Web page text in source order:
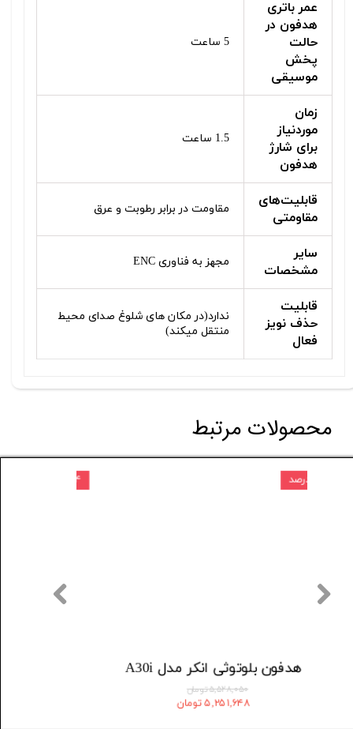
عمر باتری
هدفون در
حالت
پخش
موسیقی
5 ساعت
زمان
موردنیاز
برای شارژ
هدفون
1.5 ساعت
قابلیت‌های
مقاومتی
مقاومت در برابر رطوبت و عرق
سایر
مشخصات
مجهز به فناوری ENC
قابلیت
حذف نویز
فعال
ندارد(در مکان های شلوغ صدای محیط
منتقل میکند)
محصولات مرتبط
هدفون بلوتوثی انکر مدل A30i
۵,۵۲۸,۰۵۰ تومان
۵,۲۵۱,۶۴۸ تومان
۵ درصد